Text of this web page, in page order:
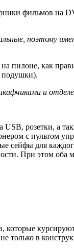
фильмов на
поэтому
пилоне, как
подушки).
и
USB, розетки, а
с пультом
сейфы для
При этом оба
только в